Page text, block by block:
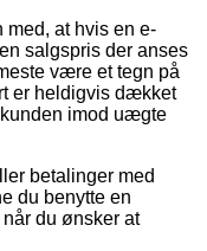
at hvis en e-
salgspris der anses
være et tegn på
er heldigvis dækket
imod uægte
betalinger med
du benytte en
du ønsker at